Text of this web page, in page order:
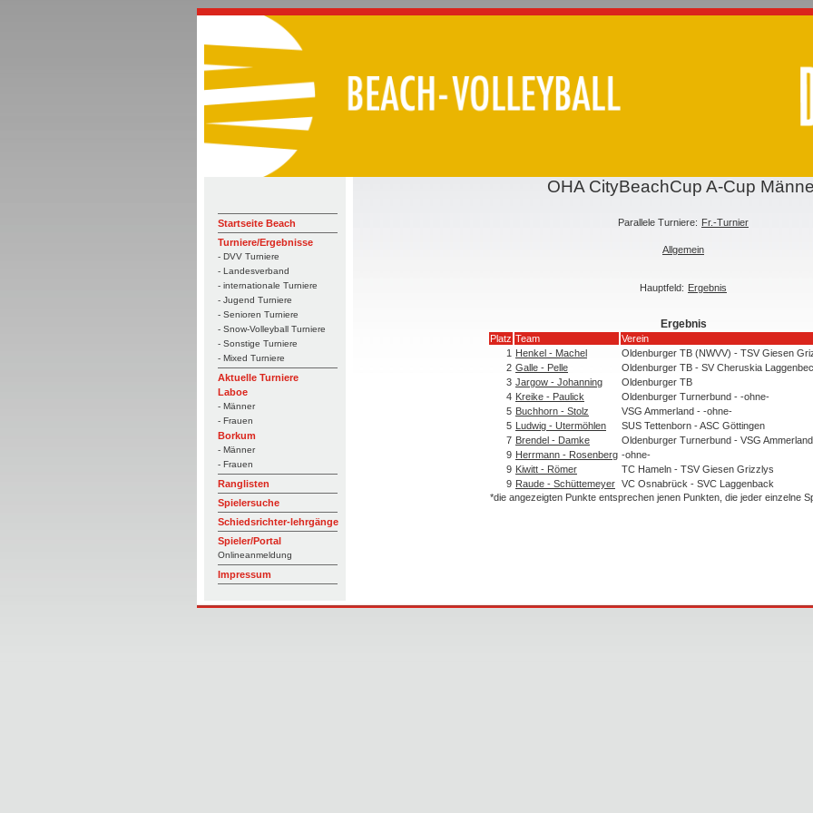
Startseite Beach
Turniere/Ergebnisse
- DVV Turniere
- Landesverband
- internationale Turniere
- Jugend Turniere
- Senioren Turniere
- Snow-Volleyball Turniere
- Sonstige Turniere
- Mixed Turniere
Aktuelle Turniere
Laboe
- Männer
- Frauen
Borkum
- Männer
- Frauen
Ranglisten
Spielersuche
Schiedsrichter-lehrgänge
Spieler/Portal
Onlineanmeldung
Impressum
OHA CityBeachCup A-Cup
Parallele Turniere: Fr.-Turnier
Allgemein
Hauptfeld: Ergebnis
Ergebnis
Platz Team Verein
1 Henkel - Machel Oldenburger TB (NWVV) - TSV Giesen
2 Galle - Pelle Oldenburger TB - SV Cheruskia
3 Jargow - Johanning Oldenburger TB
4 Kreike - Paulick Oldenburger Turnerbund - -ohne-
5 Buchhorn - Stolz VSG Ammerland - -ohne-
5 Ludwig - Utermöhlen SUS Tettenborn - ASC Göttingen
7 Brendel - Damke Oldenburger Turnerbund - VSG Ammerland
9 Herrmann - Rosenberg -ohne-
9 Kiwitt - Römer
TC Hameln - TSV Giesen Grizzlys
9 Raude - Schüttemeyer VC Osnabrück - SVC Laggenback
*die angezeigten Punkte entsprechen jenen Punkten, die jeder einzelne